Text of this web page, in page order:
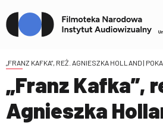
„FRANZ KAFKA”, REŻ. AGNIESZKA HOLLAND |
„Franz Kafka”,
Agnieszka